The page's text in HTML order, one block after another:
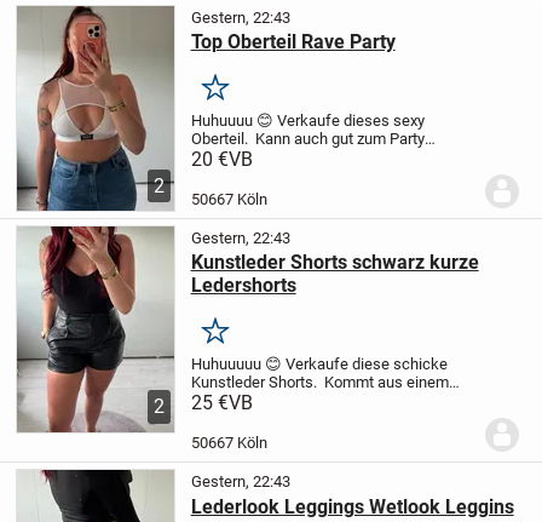
2
Gestern, 22:43
Top Oberteil Rave Party
Merken
Huhuuuu 😊 Verkaufe dieses sexy
Oberteil. Kann auch gut zum Party
machen getragen werden.
20 €VB
50667 Köln
2
Gestern, 22:43
Kunstleder Shorts schwarz kurze
Ledershorts
Merken
Huhuuuuu 😊 Verkaufe diese schicke
Kunstleder Shorts. Kommt aus einem
Rauch- und Tierfreier Haushalt.
25 €VB
50667 Köln
Gestern, 22:43
Lederlook Leggings Wetlook Leggins